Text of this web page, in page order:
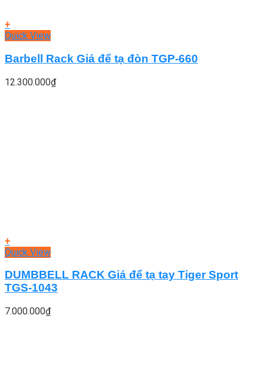
+
Quick View
Barbell Rack Giá để tạ đòn TGP-660
12.300.000₫
+
Quick View
DUMBBELL RACK Giá để tạ tay Tiger Sport
TGS-1043
7.000.000₫